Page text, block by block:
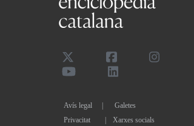
Avís legal
Galetes
Privacitat
| Xarxes socials